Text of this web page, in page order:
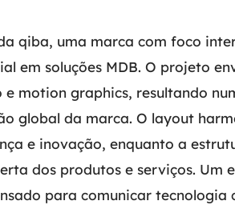
qiba, uma marca com foco
em soluções MDB. O projeto
e motion graphics, resultando
global da marca. O layout
e inovação, enquanto a
dos produtos e serviços. Um
para comunicar tecnologia